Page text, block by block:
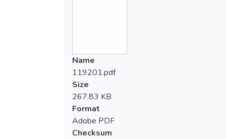
Name
119201.pdf
Size
267.83 KB
Format
Adobe PDF
Checksum